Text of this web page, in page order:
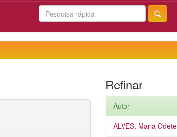
Refinar
Autor
ALVES, Maria Odete